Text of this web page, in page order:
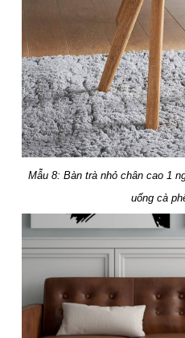
Mẫu 8: Bàn trà nhỏ chân cao 1
uống cà